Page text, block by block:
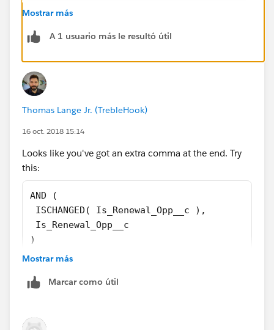
Mostrar más
A 1 usuario más le resultó útil
Thomas Lange Jr. (TrebleHook)
16 oct. 2018 15:14
Looks like you've got an extra comma at the end. Try
this:
AND (
ISCHANGED( Is_Renewal_Opp__c ),
Is_Renewal_Opp__c
)
Mostrar más
Marcar como útil